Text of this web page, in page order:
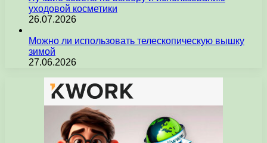
уходовой косметики
26.07.2026
Можно ли использовать телескопическую вышку
зимой
27.06.2026